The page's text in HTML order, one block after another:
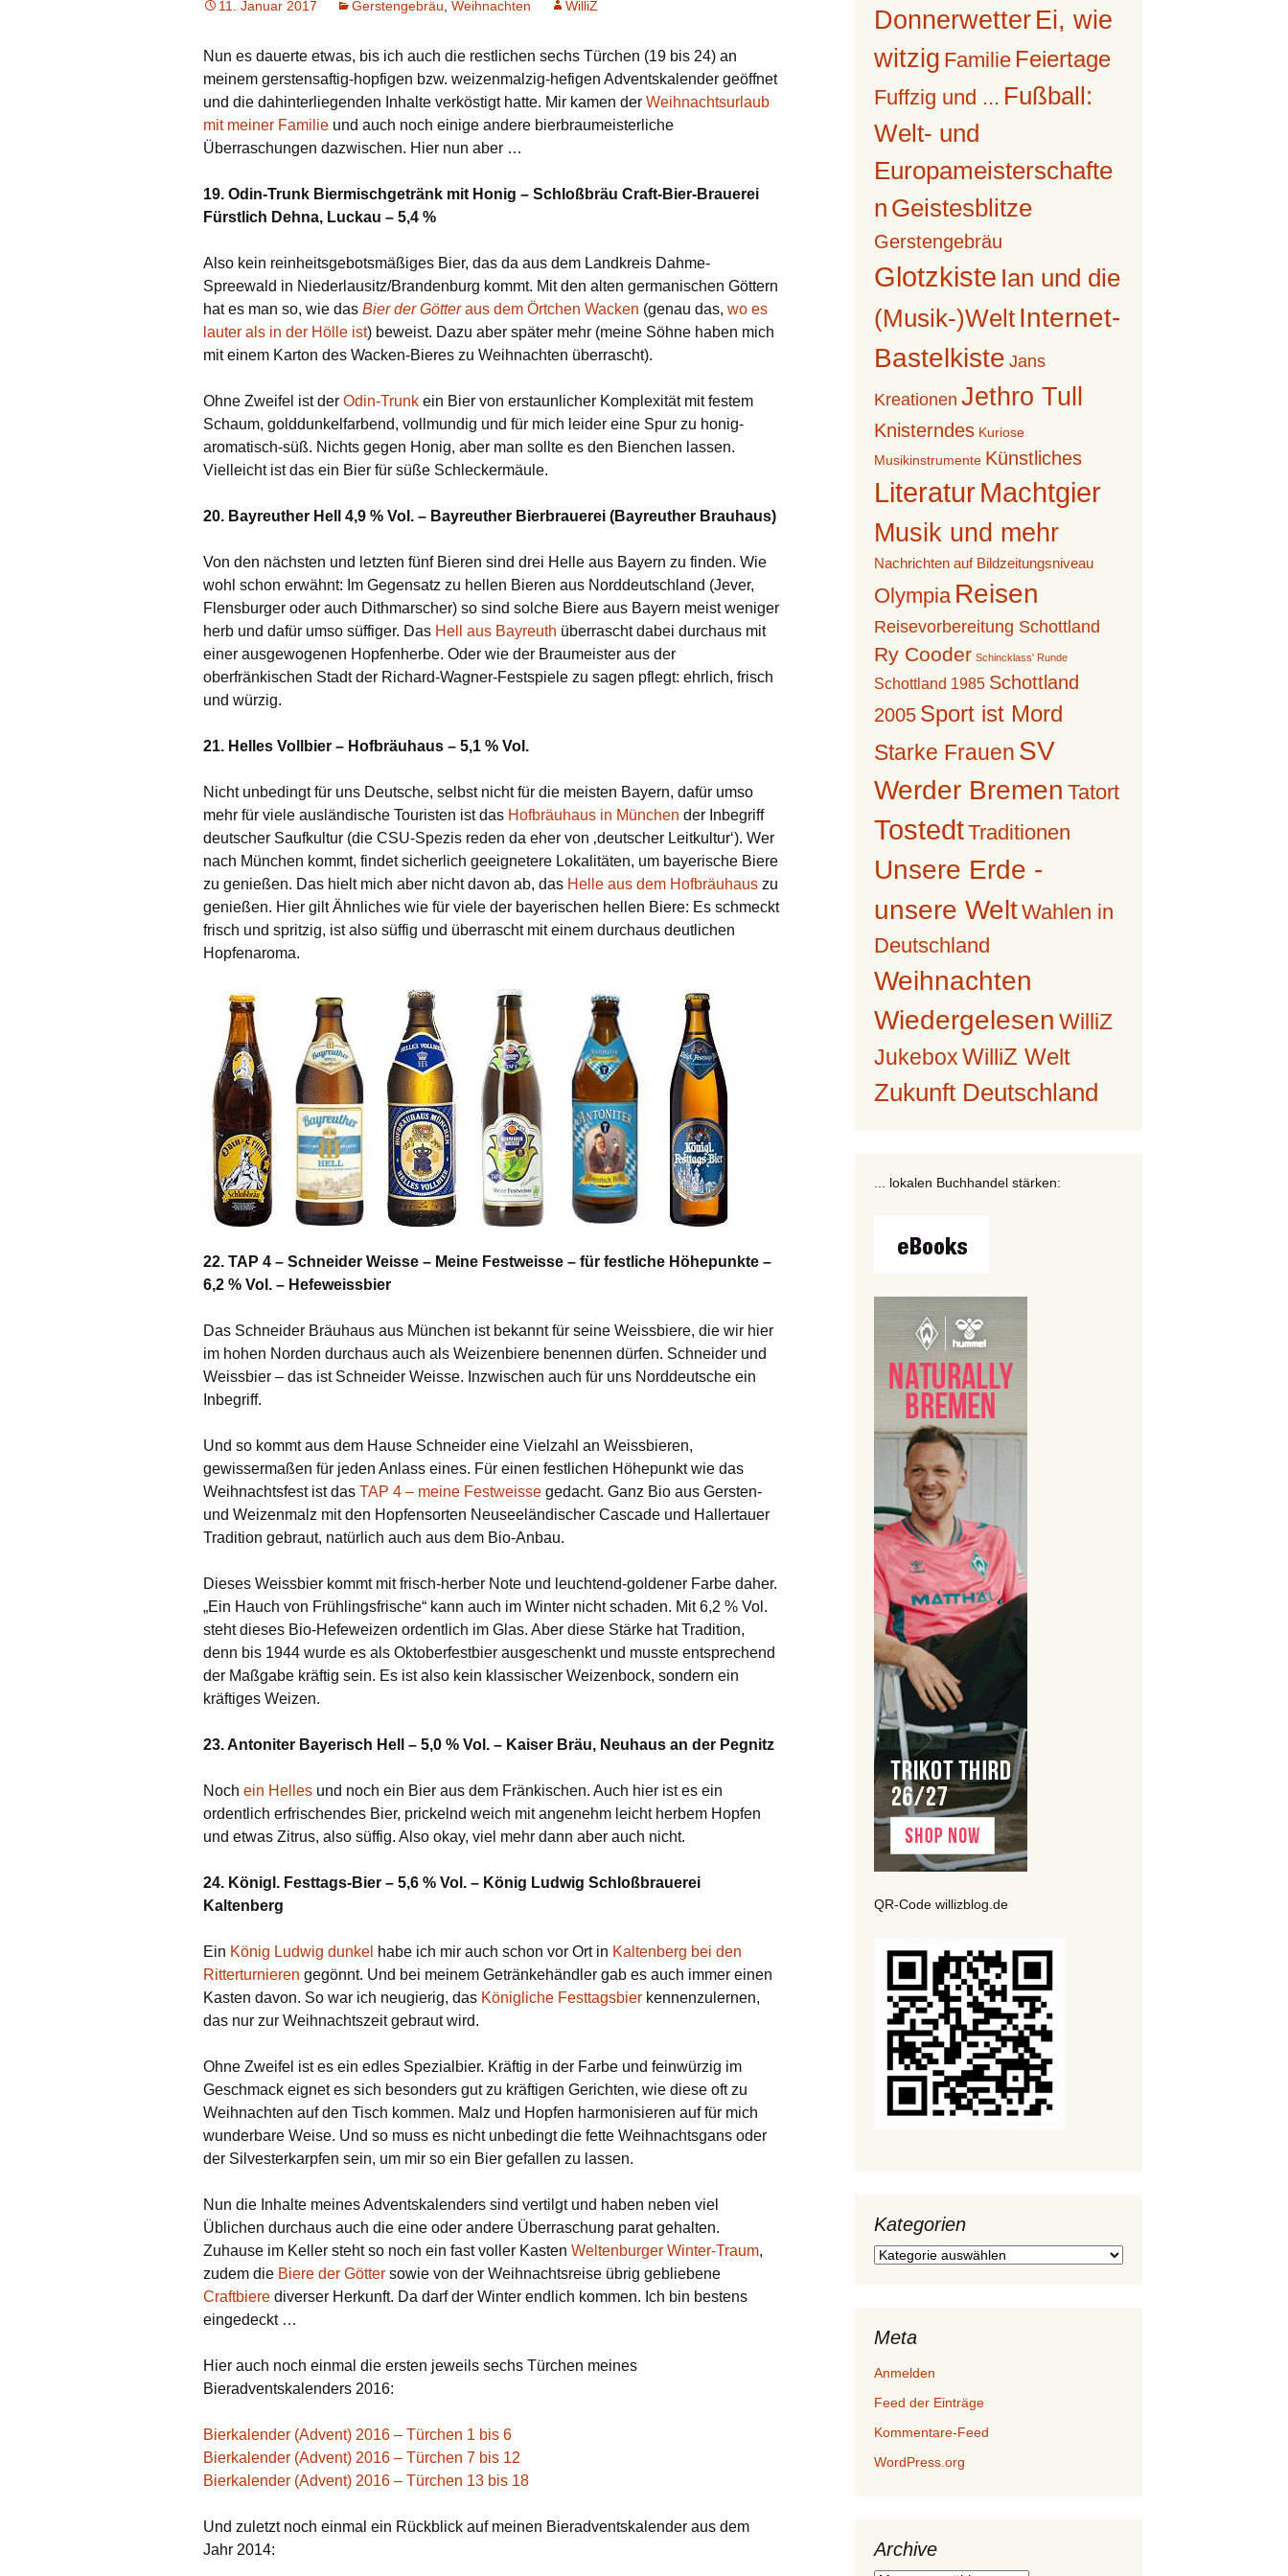
11. Januar 2017 Gerstengebräu Weihnachten WilliZ
Nun es dauerte etwas, bis ich auch die restlichen sechs Türchen (19 bis 24) an
meinem gerstensaftig-hopfigen bzw. weizenmalzig-hefigen Adventskalender geöffnet
und die dahinterliegenden Inhalte verköstigt hatte. Mir kamen der Weihnachtsurlaub
mit meiner Familie und auch noch einige andere bierbraumeisterliche
Überraschungen dazwischen. Hier nun aber …
19. Odin-Trunk Biermischgetränk mit Honig – Schloßbräu Craft-Bier-Brauerei
Fürstlich Dehna, Luckau – 5,4 %
Also kein reinheitsgebotsmäßiges Bier, das da aus dem Landkreis Dahme-
Spreewald in Niederlausitz/Brandenburg kommt. Mit den alten germanischen Göttern
hat es man so, wie das Bier der Götteraus dem Örtchen Wacken (genau das, wo es
lauter als in der Hölle ist) beweist. Dazu aber später mehr (meine Söhne haben mich
mit einem Karton des Wacken-Bieres zu Weihnachten überrascht).
Ohne Zweifel ist der Odin-Trunk ein Bier von erstaunlicher Komplexität mit festem
Schaum, golddunkelfarbend, vollmundig und für mich leider eine Spur zu honig-
aromatisch-süß. Nichts gegen Honig, aber man sollte es den Bienchen lassen.
Vielleicht ist das ein Bier für süße Schleckermäule.
20. Bayreuther Hell 4,9 % Vol. – Bayreuther Bierbrauerei (Bayreuther Brauhaus)
Von den nächsten und letzten fünf Bieren sind drei Helle aus Bayern zu finden. Wie
wohl schon erwähnt: Im Gegensatz zu hellen Bieren aus Norddeutschland (Jever,
Flensburger oder auch Dithmarscher) so sind solche Biere aus Bayern meist weniger
herb und dafür umso süffiger. Das Hell aus Bayreuth überrascht dabei durchaus mit
einer ausgewogenen Hopfenherbe. Oder wie der Braumeister aus der
oberfränkischen Stadt der Richard-Wagner-Festspiele zu sagen pflegt: ehrlich, frisch
und würzig.
21. Helles Vollbier – Hofbräuhaus – 5,1 % Vol.
Nicht unbedingt für uns Deutsche, selbst nicht für die meisten Bayern, dafür umso
mehr für viele ausländische Touristen ist das Hofbräuhaus in München der Inbegriff
deutscher Saufkultur (die CSU-Spezis reden da eher von ‚deutscher Leitkultur‘). Wer
nach München kommt, findet sicherlich geeignetere Lokalitäten, um bayerische Biere
zu genießen. Das hielt mich aber nicht davon ab, das Helle aus dem Hofbräuhaus zu
genießen. Hier gilt Ähnliches wie für viele der bayerischen hellen Biere: Es schmeckt
frisch und spritzig, ist also süffig und überrascht mit einem durchaus deutlichen
Hopfenaroma.
22. TAP 4 – Schneider Weisse – Meine Festweisse – für festliche Höhepunkte –
6,2 % Vol. – Hefeweissbier
Das Schneider Bräuhaus aus München ist bekannt für seine Weissbiere, die wir hier
im hohen Norden durchaus auch als Weizenbiere benennen dürfen. Schneider und
Weissbier – das ist Schneider Weisse. Inzwischen auch für uns Norddeutsche ein
Inbegriff.
Und so kommt aus dem Hause Schneider eine Vielzahl an Weissbieren,
gewissermaßen für jeden Anlass eines. Für einen festlichen Höhepunkt wie das
Weihnachtsfest ist das TAP 4 – meine Festweisse gedacht. Ganz Bio aus Gersten-
und Weizenmalz mit den Hopfensorten Neuseeländischer Cascade und Hallertauer
Tradition gebraut, natürlich auch aus dem Bio-Anbau.
Dieses Weissbier kommt mit frisch-herber Note und leuchtend-goldener Farbe daher.
„Ein Hauch von Frühlingsfrische“ kann auch im Winter nicht schaden. Mit 6,2 % Vol.
steht dieses Bio-Hefeweizen ordentlich im Glas. Aber diese Stärke hat Tradition,
denn bis 1944 wurde es als Oktoberfestbier ausgeschenkt und musste entsprechend
der Maßgabe kräftig sein. Es ist also kein klassischer Weizenbock, sondern ein
kräftiges Weizen.
23. Antoniter Bayerisch Hell – 5,0 % Vol. – Kaiser Bräu, Neuhaus an der Pegnitz
Noch ein Helles und noch ein Bier aus dem Fränkischen. Auch hier ist es ein
ordentlich erfrischendes Bier, prickelnd weich mit angenehm leicht herbem Hopfen
und etwas Zitrus, also süffig. Also okay, viel mehr dann aber auch nicht.
24. Königl. Festtags-Bier – 5,6 % Vol. – König Ludwig Schloßbrauerei
Kaltenberg
Ein König Ludwig dunkel habe ich mir auch schon vor Ort in Kaltenberg bei den
Ritterturnieren gegönnt. Und bei meinem Getränkehändler gab es auch immer einen
Kasten davon. So war ich neugierig, das Königliche Festtagsbier kennenzulernen,
das nur zur Weihnachtszeit gebraut wird.
Ohne Zweifel ist es ein edles Spezialbier. Kräftig in der Farbe und feinwürzig im
Geschmack eignet es sich besonders gut zu kräftigen Gerichten, wie diese oft zu
Weihnachten auf den Tisch kommen. Malz und Hopfen harmonisieren auf für mich
wunderbare Weise. Und so muss es nicht unbedingt die fette Weihnachtsgans oder
der Silvesterkarpfen sein, um mir so ein Bier gefallen zu lassen.
Nun die Inhalte meines Adventskalenders sind vertilgt und haben neben viel
Üblichen durchaus auch die eine oder andere Überraschung parat gehalten.
Zuhause im Keller steht so noch ein fast voller Kasten Weltenburger Winter-Traum,
zudem die Biere der Götter sowie von der Weihnachtsreise übrig gebliebene
Craftbiere diverser Herkunft. Da darf der Winter endlich kommen. Ich bin bestens
eingedeckt …
Hier auch noch einmal die ersten jeweils sechs Türchen meines
Bieradventskalenders 2016:
Bierkalender (Advent) 2016 – Türchen 1 bis 6
Bierkalender (Advent) 2016 – Türchen 7 bis 12
Bierkalender (Advent) 2016 – Türchen 13 bis 18
Und zuletzt noch einmal ein Rückblick auf meinen Bieradventskalender aus dem
Jahr 2014:
Donnerwetter Ei, wie
witzig Familie Feiertage
Fuffzig und ... Fußball:
Welt- und
Europameisterschafte
n Geistesblitze
Gerstengebräu
Glotzkiste Ian und die
(Musik-)Welt Internet-
Bastelkiste Jans
Kreationen Jethro Tull
Knisterndes Kuriose
Musikinstrumente Künstliches
LiteraturMachtgier
Musik und mehr
Nachrichten auf Bildzeitungsniveau
Olympia Reisen
Reisevorbereitung Schottland
Ry Cooder Schincklass' Runde
Schottland 1985 Schottland
2005 Sport ist Mord
Starke Frauen SV
Werder Bremen Tatort
TostedtTraditionen
Unsere Erde -
unsere WeltWahlen in
Deutschland
Weihnachten
Wiedergelesen WilliZ
Jukebox WilliZ Welt
Zukunft Deutschland
... lokalen Buchhandel stärken:
QR-Code willizblog.de
Kategorien
Kategorien
Meta
Anmelden
Feed der Einträge
Kommentare-Feed
WordPress.org
Archive